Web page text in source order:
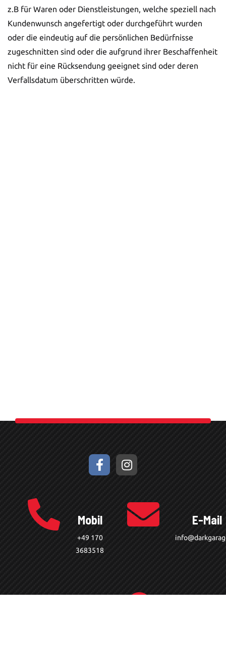
z.B für Waren oder Dienstleistungen, welche speziell nach
Kundenwunsch angefertigt oder durchgeführt wurden
oder die eindeutig auf die persönlichen Bedürfnisse
zugeschnitten sind oder die aufgrund ihrer Beschaffenheit
nicht für eine Rücksendung geeignet sind oder deren
Verfallsdatum überschritten würde.
Mobil
+49 170
3683518
E-Mail